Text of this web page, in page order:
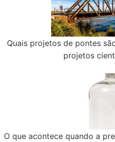
Quais projetos de pontes
projetos
O que acontece quando a